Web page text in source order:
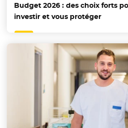
Budget 2026 : des choix forts
investir et vous protéger